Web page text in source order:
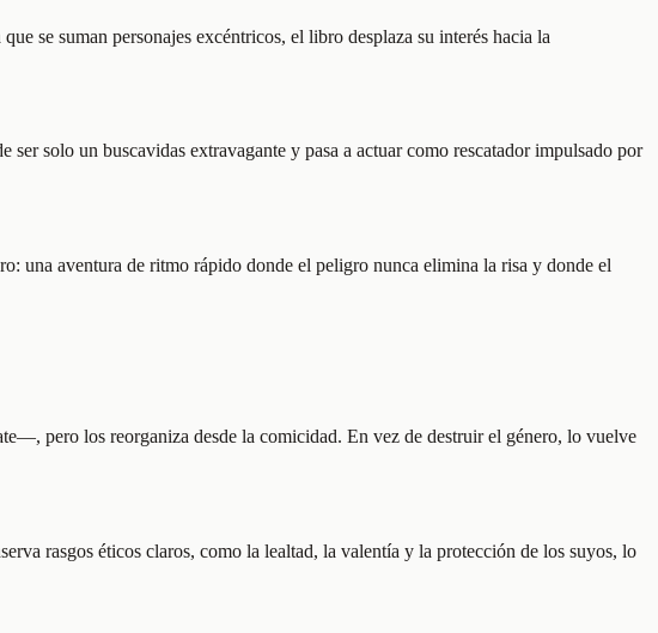
se suman personajes excéntricos, el libro desplaza su interés hacia la
solo un buscavidas extravagante y pasa a actuar como rescatador impulsado por
una aventura de ritmo rápido donde el peligro nunca elimina la risa y donde el
pero los reorganiza desde la comicidad. En vez de destruir el género, lo vuelve
rasgos éticos claros, como la lealtad, la valentía y la protección de los suyos, lo